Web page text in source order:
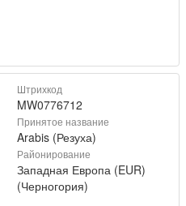
Штрихкод
MW0776712
Принятое название
Arabis (Резуха)
Районирование
Западная Европа (EUR)
(Черногория)